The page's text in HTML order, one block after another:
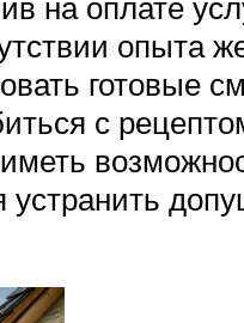
опыта
готовые
с
устранить